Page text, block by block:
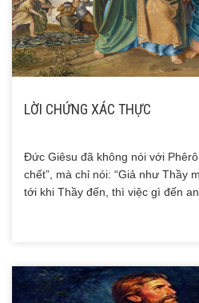
LỜI CHỨNG XÁC THỰC
Ðức Giêsu đã không nói với
chết”, mà chỉ nói: “Giả như Thầy
tới khi Thầy đến, thì việc gì đến